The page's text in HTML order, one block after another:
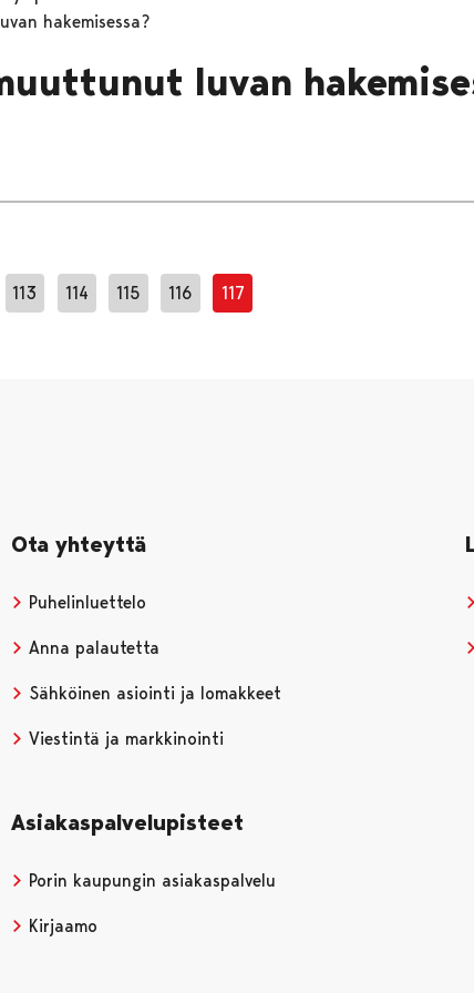
hakemisessa?
luvan
113 114 115 116 117
Ota yhteyttä
Puhelinluettelo
Anna palautetta
Sähköinen asiointi ja lomakkeet
Viestintä ja markkinointi
Asiakaspalvelupisteet
Porin kaupungin asiakaspalvelu
Kirjaamo